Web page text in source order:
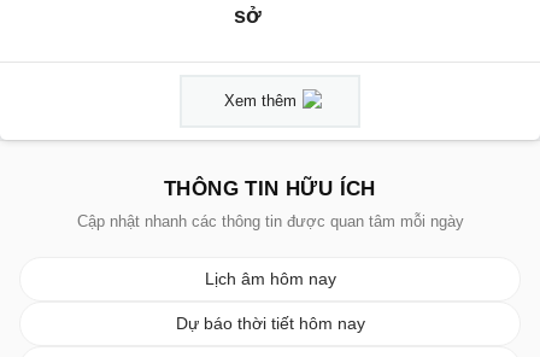
sở
Xem thêm
THÔNG TIN HỮU ÍCH
Cập nhật nhanh các thông tin được quan tâm mỗi ngày
Lịch âm hôm nay
Dự báo thời tiết hôm nay